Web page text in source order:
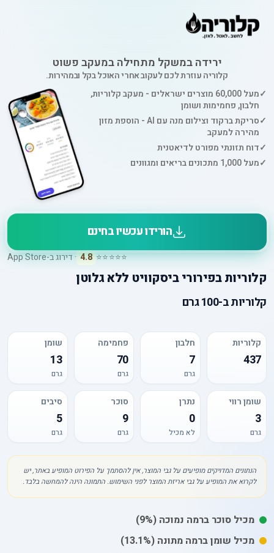
ירידה במשקל מתחילה במעקב פשוט
קלוריה עוזרת לכם לעקוב אחרי האוכל בקל ובמהירות.
✓
מעל 60,000 מוצרים ישראלים - מעקב קלוריות,
חלבון, פחמימות ושומן
✓
סריקת ברקוד וצילום מנה עם AI - הוספת מזון
מהירה למעקב
✓דוח תזונתי מפורט לדיאטנית
✓מעל 1,000 מתכונים בריאים ומגוונים
הורידו עכשיו בחינם
⭐⭐⭐⭐⭐
4.8 · דירוג ב-App Store
קלוריותבפירורי ביסקוויט ללא גלוטן
קלוריותב-100 גרם
קלוריות
437
חלבון
7
גרם
פחמימה
70
גרם
שומן
13
גרם
שומן רווי
3
גרם
נתרן
0
לא מכיל
סוכר
9
גרם
סיבים
5
גרם
הנתונים המדויקים מופיעים על גבי המוצר, אין להסתמך על הפירוט המופיע באתר, יש
לקרוא את המופיע על גבי אריזת המוצר לפני השימוש. התמונה הינה להמחשה בלבד.
מכיל סוכר ברמה נמוכה (9%)
מכיל שומןברמה מתונה (13.1%)